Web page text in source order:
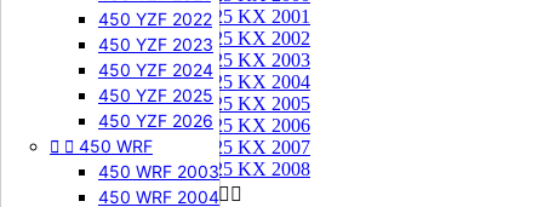
450 YZF 2022
450 YZF 2023
450 YZF 2024
450 YZF 2025
450 YZF 2026
  450 WRF
450 WRF 2003
450 WRF 2004
125 KX 2001
125 KX 2002
125 KX 2003
125 KX 2004
125 KX 2005
125 KX 2006
125 KX 2007
125 KX 2008
250 KX 